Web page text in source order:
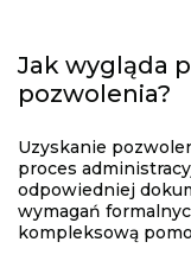
Jak wygląda
pozwolenia?
Uzyskanie
proces
odpowiedniej
wymagań
kompleksową